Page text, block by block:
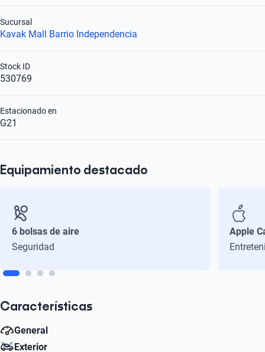
Kavak Mall Barrio Independencia
Sucursal
530769
Stock ID
G21
Estacionado en
Equipamiento destacado
6 bolsas de aire
Seguridad
Apple
Características
General
Exterior